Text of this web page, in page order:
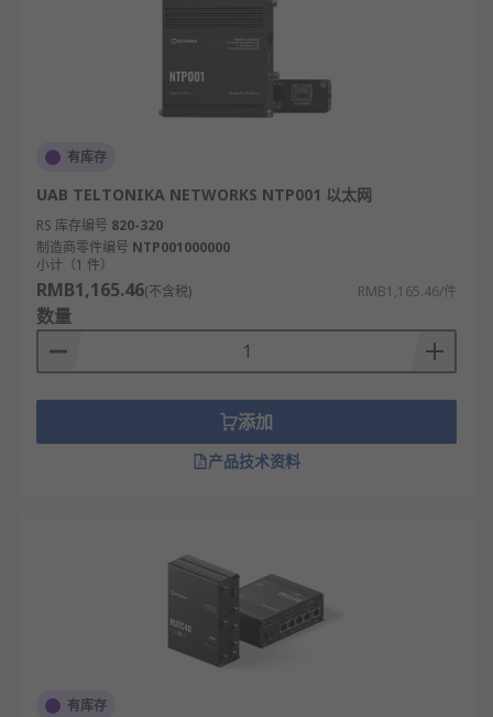
有库存
UAB TELTONIKA NETWORKS NTP001 以太网
RS 库存编号 820-320
制造商零件编号 NTP001000000
小计（1 件）
RMB1,165.46(不含税) RMB1,165.46/件
数量
添加
产品技术资料
有库存